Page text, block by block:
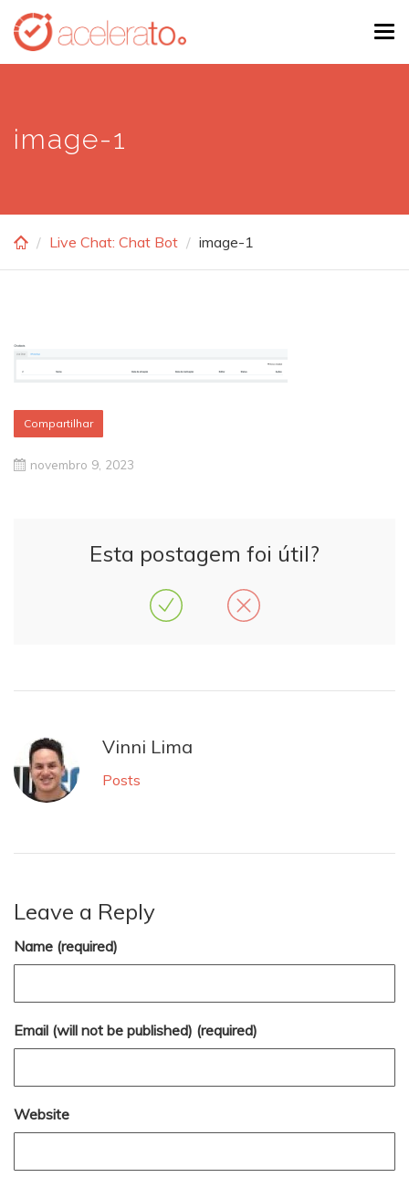
Skip
main
image-1
Live Chat: Chat Bot image-1
Compartilhar
novembro 9, 2023
Esta postagem foi útil?
Vinni Lima
Posts
Leave a Reply
Name (required)
Email (will not be published) (required)
Website